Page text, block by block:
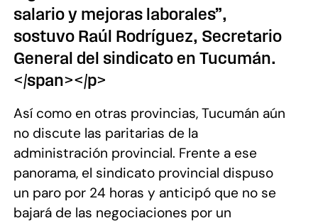
salario y mejoras laborales”,
sostuvo Raúl Rodríguez, Secretario
General del sindicato en Tucumán.
</span></p>
Así como en otras provincias, Tucumán aún
no discute las paritarias de la
administración provincial. Frente a ese
panorama, el sindicato provincial dispuso
un paro por 24 horas y anticipó que no se
bajará de las negociaciones por un